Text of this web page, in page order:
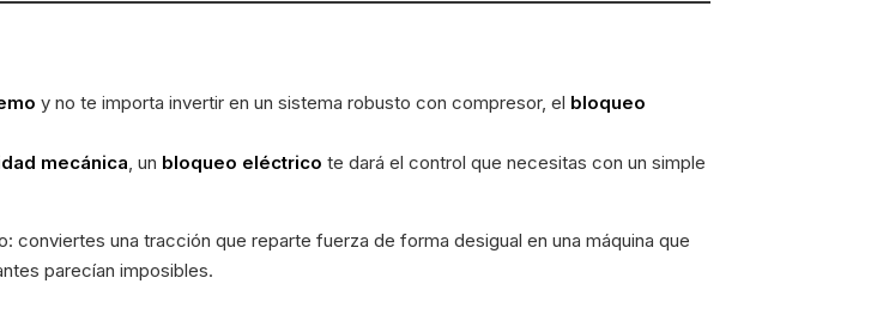
y no te importa invertir en un sistema robusto con compresor, el bloqueo
mecánica, un bloqueo eléctrico te dará el control que necesitas con un simple
conviertes una tracción que reparte fuerza de forma desigual en una máquina que
parecían imposibles.